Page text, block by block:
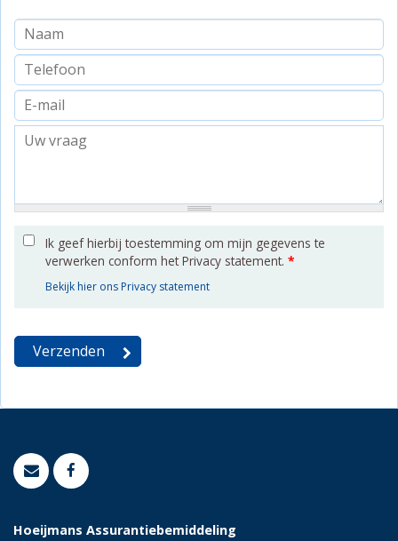
Ik geef hierbij toestemming om mijn gegevens te
verwerken conform het Privacy statement. *
Bekijk hier ons Privacy statement
Hoeijmans Assurantiebemiddeling